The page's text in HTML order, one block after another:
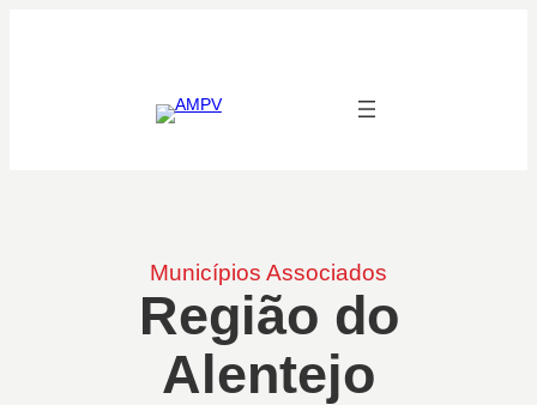
Municípios Associados
Região do
Alentejo